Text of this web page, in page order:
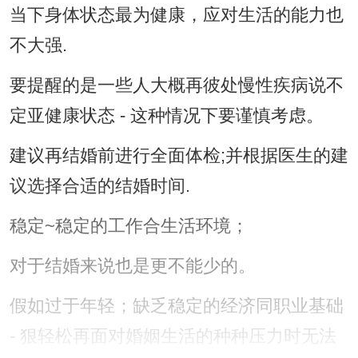
当下身体状态最为健康，应对生活的能力也
不大强.
要提醒的是一些人大概再彼处慢性疾病说不
定亚健康状态 - 这种情况下要谨慎考虑。
建议再结婚前进行全面体检;并根据医生的建
议选择合适的结婚时间.
稳定~稳定的工作合生活环境；
对于结婚来说也是更不能少的。
假如过于年轻；缺乏稳定的经济同职业基础
- 狠轻松再面对婚姻生活的种种压力时无法